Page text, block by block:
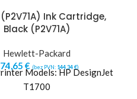
(P2V71A) Ink Cartridge,
Black (P2V71A)
Hewlett-Packard
€ (bez PVN: 144,34€)
Models: HP DesignJet
T1700